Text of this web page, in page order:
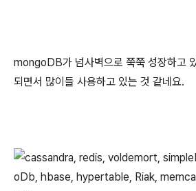
mongoDB가 넘사벽으로 쭉쭉 성장하고
되면서 많이들 사용하고 있는 것 같네요.